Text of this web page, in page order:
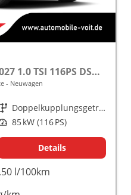
Extra Plus Modelljahr 2027 1.0 TSI 116PS DSG 5 J. Garantie, Kamera, Winterpaket, Climatronic, Tempomat, SunSet, Wireless Smartlink
Neuwagen
Getriebe
Doppelkupplungsgetriebe (DSG)
Leistung 85 kW (116 PS)
Details
l/100km